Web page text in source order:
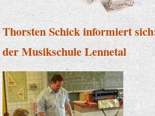
Thorsten Schick informiert
der Musikschule Lennetal